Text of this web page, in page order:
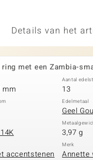
Details van het
ring met een Zambia-
mm
Aantal
13
Edelmetaal
Geel
3,97 g
accentstenen
Merk
Annette